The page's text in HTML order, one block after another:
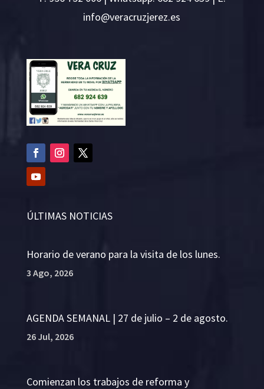
se.ze
rejzu
rcare
v@ofn
i
ÚLTIMAS NOTICIAS
Horario de verano para la visita de los lunes.
3 Ago, 2026
AGENDA SEMANAL | 27 de julio – 2 de agosto.
26 Jul, 2026
Comienzan los trabajos de reforma y